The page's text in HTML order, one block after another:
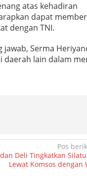
atas kehadiran
dapat
dengan TNI.
jawab, Serma
lain dalam
Pos
Deli Tingkatkan
Lewat Komsos dengan